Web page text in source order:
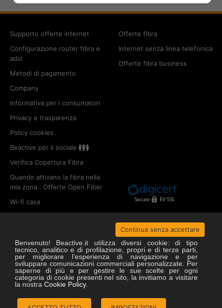
Supporto offerte internet
Configurazione router fibra e
adsl
Metodi di pagamento
Company
Informativa per i consumatori
Privacy e trasparenza
Policy cookies
Beactive per il sociale
Offerte fibra
Internet senza linea telefonica
Offerte fibra business
Verifica Copertura Fibra
Quando attivano la fibra nella
mia zona : Offerte Open Fiber
Wi-fi casa
Offerte open fiber
Copertura open fiber
ACTIVENETWORK S.p.a. - P. IVA 01599530563
Copyright © 20252007-2021 Beactive.it. All rights reserved
Continua senza accettare
Benvenuto! Beactive.it utilizza diversi cookie: di tipo
tecnico, analitico e di profilazione, propri e di terze parti,
per migliorare l’esperienza di navigazione e per
sviluppare comunicazioni commerciali personalizzate. Per
saperne di più e per gestire le sue scelte per ogni
categoria di cookie presenti nel sito, la invitiamo a visitare
la nostra Cookie Policy.